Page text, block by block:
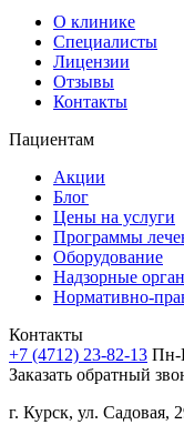
О клинике
Специалисты
Лицензии
Отзывы
Контакты
Пациентам
Акции
Блог
Цены на услуги
Программы
Оборудование
Надзорные
Нормативно-
Контакты
+7 (4712) 23-82-13 Пн-
Заказать обратный
г. Курск, ул. Садовая,